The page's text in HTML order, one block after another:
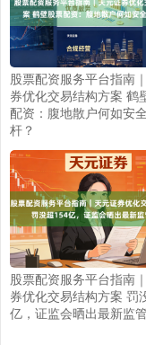
股票配资服务平台指南
券优化交易结构方案 鹤
配资：腹地散户何如安
杆？
股票配资服务平台指南
券优化交易结构方案 罚
亿，证监会晒出最新监
上证综指